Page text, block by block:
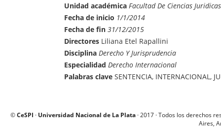
Unidad académica Facultad De Ciencias
Fecha de inicio 1/1/2014
Fecha de fin 31/12/2015
Directores Liliana Etel Rapallini
Disciplina Derecho Y Jurisprudencia
Especialidad Derecho Internacional
Palabras clave SENTENCIA, INTERNACIONAL,
©CeSPI · Universidad Nacional de La Plata · 2017 · Todos los derechos
Aires,